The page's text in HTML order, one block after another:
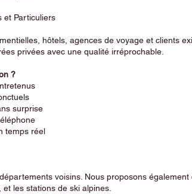
et Particuliers
hôtels, agences de voyage et clients
privées avec une qualité irréprochable.
?
surprise
temps réel
voisins. Nous proposons également
les stations de ski alpines.